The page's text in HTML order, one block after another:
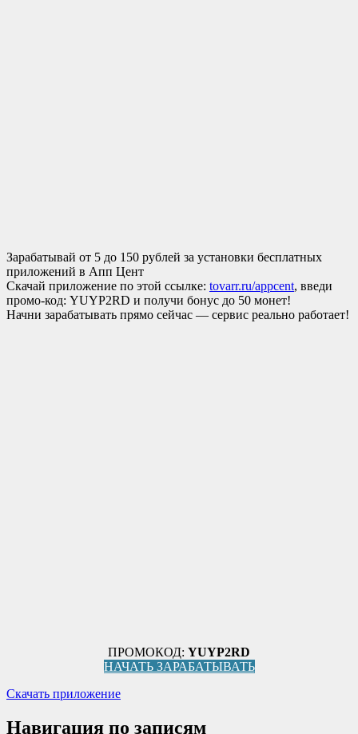
Зарабатывай от 5 до 150 рублей за установки бесплатных
приложений в Апп Цент
Скачай приложение по этой ссылке: tovarr.ru/appcent, введи
промо-код: YUYP2RD и получи бонус до 50 монет!
Начни зарабатывать прямо сейчас — сервис реально работает!
ПРОМОКОД: YUYP2RD
НАЧАТЬ ЗАРАБАТЫВАТЬ
Скачать приложение
Навигация по записям